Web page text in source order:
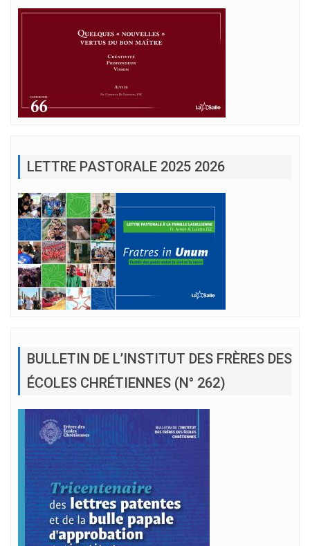
LETTRE PASTORALE 2025 2026
BULLETIN DE L’INSTITUT DES FRÈRES DES
ÉCOLES CHRÉTIENNES (N° 262)